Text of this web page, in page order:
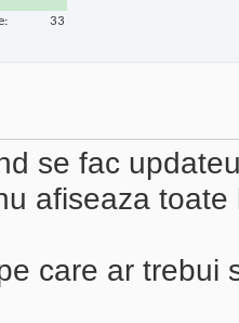
33
se fac
afiseaza
care ar trebui